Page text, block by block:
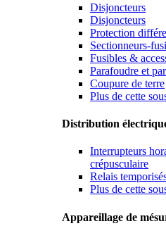
Disjoncteurs
Disjoncteurs
Protection
Sectionneurs-
Fusibles &
Parafoudre et
Coupure de terre
Plus de cette
Distribution
Interrupteurs
crépusculaire
Relais
Plus de cette
Appareillage de